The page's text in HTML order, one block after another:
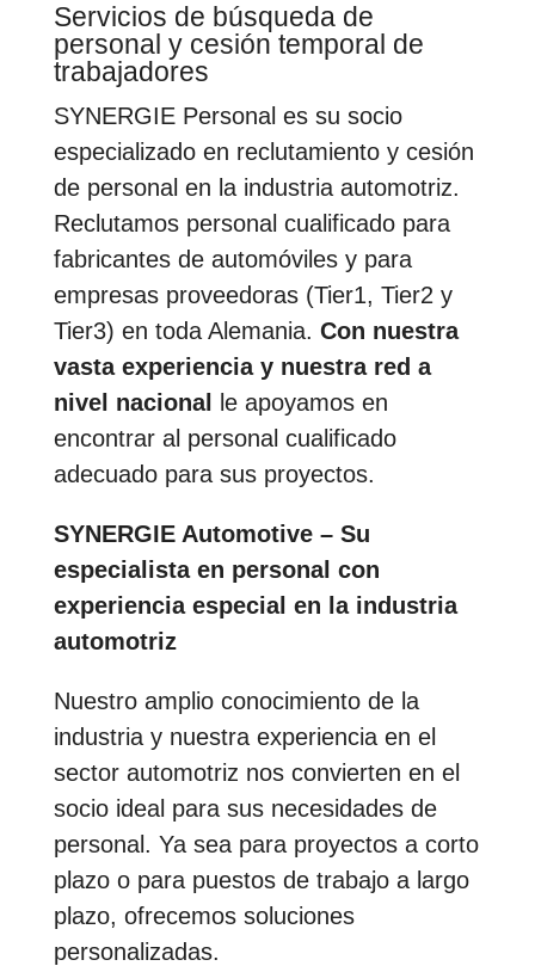
Servicios de búsqueda de
personal y cesión temporal de
trabajadores
SYNERGIE Personal es su socio
especializado en reclutamiento y cesión
de personal en la industria automotriz.
Reclutamos personal cualificado para
fabricantes de automóviles y para
empresas proveedoras (Tier1, Tier2 y
Tier3) en toda Alemania. Con nuestra
vasta experiencia y nuestra red a
nivel nacional
le apoyamos en
encontrar al personal cualificado
adecuado para sus proyectos.
SYNERGIE Automotive – Su
especialista en personal con
experiencia especial en la industria
automotriz
Nuestro amplio conocimiento de la
industria y nuestra experiencia en el
sector automotriz nos convierten en el
socio ideal para sus necesidades de
personal. Ya sea para proyectos a corto
plazo o para puestos de trabajo a largo
plazo, ofrecemos soluciones
personalizadas.